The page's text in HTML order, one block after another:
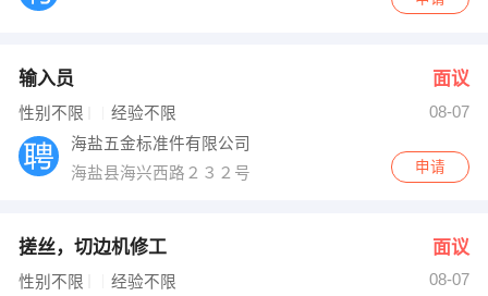
输入员 面议
性别不限 经验不限
08-07
海盐五金标准件有限公司
海盐县海兴西路２３２号
申请
搓丝，切边机修工 面议
性别不限 经验不限
08-07